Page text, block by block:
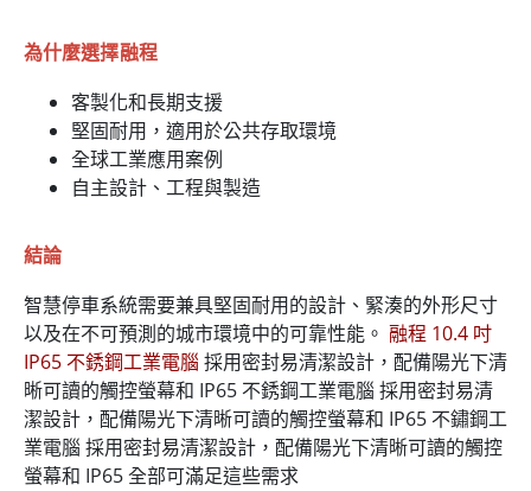
為什麼選擇融程
客製化和長期支援
堅固耐用，適用於公共存取環境
全球工業應用案例
自主設計、工程與製造
結論
智慧停車系統需要兼具堅固耐用的設計、緊湊的外形尺寸
以及在不可預測的城市環境中的可靠性能。 融程 10.4 吋
IP65 不銹鋼工業電腦 採用密封易清潔設計，配備陽光下清
晰可讀的觸控螢幕和 IP65 不銹鋼工業電腦 採用密封易清
潔設計，配備陽光下清晰可讀的觸控螢幕和 IP65 不鏽鋼工
業電腦 採用密封易清潔設計，配備陽光下清晰可讀的觸控
螢幕和 IP65 全部可滿足這些需求